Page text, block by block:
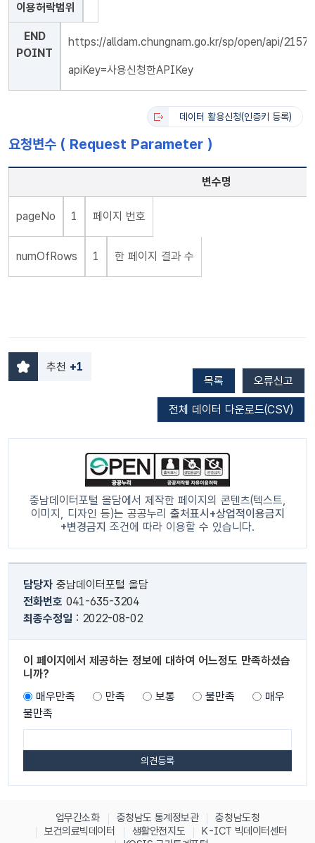
이용허락범위
END
POINT
https://alldam.chungnam.go.kr/sp/open/api/
apiKey=사용신청한APIKey
데이터 활용신청(인증키 등록)
요청변수 ( Request Parameter )
변수명
pageNo 1 페이지 번호
numOfRows 1 한 페이지 결과 수
추천 +1
목록
오류신고
전체 데이터 다운로드(CSV)
충남데이터포털 올담에서 제작한 페이지의 콘텐츠(텍스트,
이미지, 디자인 등)는 공공누리 출처표시+상업적이용금지
+변경금지 조건에 따라 이용할 수 있습니다.
담당자 충남데이터포털 올담
전화번호 041-635-3204
최종수정일 : 2022-08-02
이 페이지에서 제공하는 정보에 대하여 어느정도 만족하셨습
니까?
매우만족
만족 보통 불만족
매우
불만족
업무간소화 충청남도 통계정보관
충청남도청
보건의료빅데이터
생활안전지도
K-ICT 빅데이터센터